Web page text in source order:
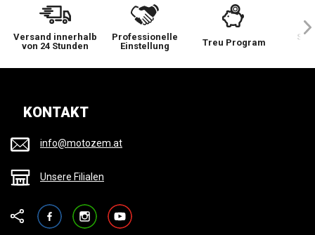
Versand innerhalb
von 24 Stunden
Professionelle
Einstellung
Treu Program
Sie
KONTAKT
info@motozem.at
Unsere Filialen
FacebookInstagramYouTube